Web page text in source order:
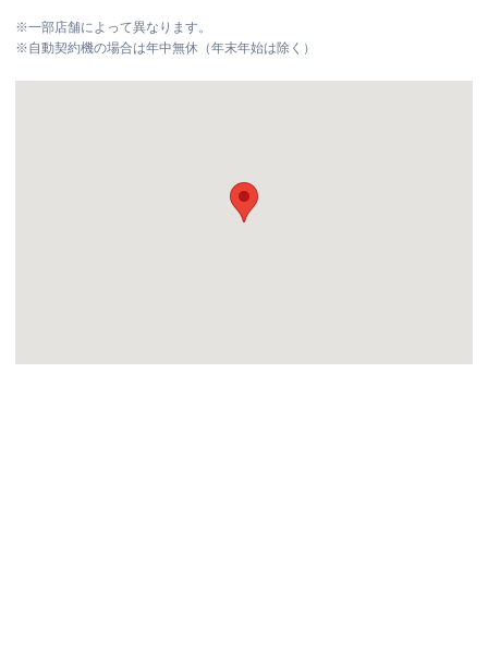
※一部店舗によって異なります。
※自動契約機の場合は年中無休（年末年始は除く）